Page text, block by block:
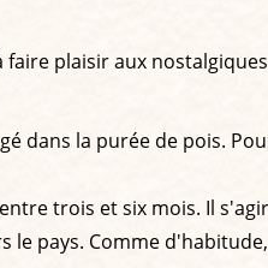
plaisir aux
la purée de pois.
trois et six mois. Il
pays. Comme